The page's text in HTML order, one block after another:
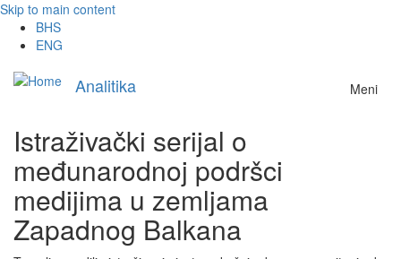
Skip to main content
BHS
ENG
Analitika Meni
Istraživački serijal o
međunarodnoj podršci
medijima u zemljama
Zapadnog Balkana